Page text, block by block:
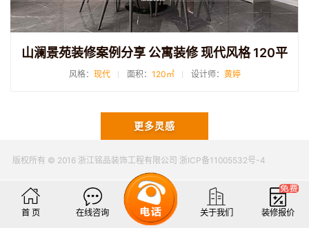
山澜景苑装修案例分享 公寓装修 现代风格 120平
风格： 现代 面积： 120㎡ 设计师： 黄婷
更多灵感
版权所有 © 2016 浙江铭品装饰工程有限公司 浙ICP备11005532号-4
首 页 在线咨询 关于我们 装修报价